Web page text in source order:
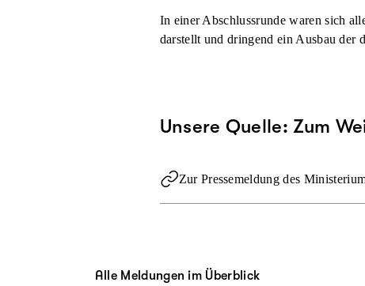
In einer Abschlussrunde waren sich
darstellt und dringend ein Ausbau der
Unsere Quelle: Zum
Zur Pressemeldung des
Alle Meldungen im Überblick